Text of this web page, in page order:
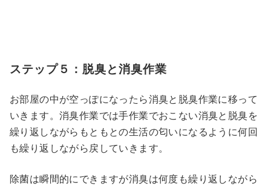
ステップ５：脱臭と消臭作業
お部屋の中が空っぽになったら消臭と脱臭作業に移って
いきます。消臭作業では手作業でおこない消臭と脱臭を
繰り返しながらもともとの生活の匂いになるように何回
も繰り返しながら戻していきます。
除菌は瞬間的にできますが消臭は何度も繰り返しながら